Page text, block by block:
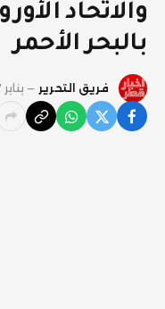
والاتحاد
بالبحر الأحمر
فريق التحرير يناير 17, 2024